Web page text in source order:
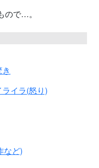
ので…。
ライラ(怒り)
など)